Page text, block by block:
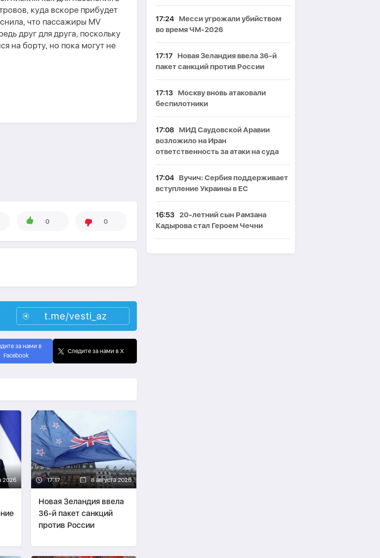
куда вскоре прибудет
что пассажиры MV
друг для друга, поскольку
на борту, но пока могут не
0 0
t.me/vesti_az
за нами в
Facebook
Следите за нами в X
2026 17:17 8 августа 2026
Новая Зеландия ввела
36-й пакет санкций
против России
17:24
Месси угрожали убийством
во время ЧМ-2026
17:17
Новая Зеландия ввела 36-й
пакет санкций против России
17:13
Москву вновь атаковали
беспилотники
17:08
МИД Саудовской Аравии
возложило на Иран
ответственность за атаки на суда
17:04
Вучич: Сербия поддерживает
вступление Украины в ЕС
16:53 20-летний сын Рамзана
Кадырова стал Героем Чечни
16:45 Европа наращивает